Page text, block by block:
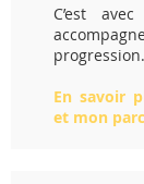
C’est
progression.
En savoir
et mon